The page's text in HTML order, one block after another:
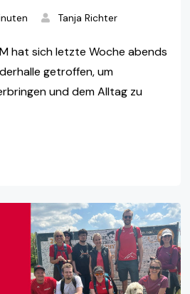
Tanja Richter
hat sich letzte Woche abends
getroffen, um
und dem Alltag zu